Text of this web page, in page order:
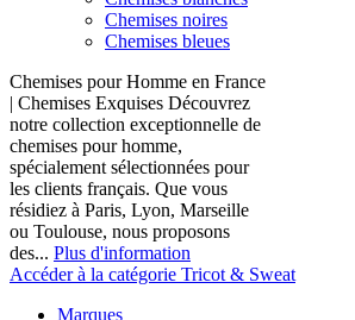
Chemises noires
Chemises bleues
Chemises pour Homme en France
| Chemises Exquises Découvrez
notre collection exceptionnelle de
chemises pour homme,
spécialement sélectionnées pour
les clients français. Que vous
résidiez à Paris, Lyon, Marseille
ou Toulouse, nous proposons
des... Plus d'information
Accéder à la catégorie Tricot & Sweat
Marques